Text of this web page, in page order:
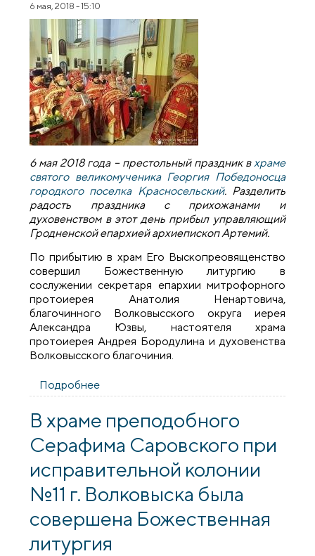
6 мая, 2018 - 15:10
6 мая 2018 года – престольный праздник в храме
святого великомученика Георгия Победоносца
городкого поселка Красносельский. Разделить
радость праздника с прихожанами и
духовенством в этот день прибыл управляющий
Гродненской епархией архиепископ Артемий.
По прибытию в храм Его Выскопреовященство
совершил Божественную литургию в
сослужении секретаря епархии митрофорного
протоиерея Анатолия Ненартовича,
благочинного Волковысского округа иерея
Александра Юзвы, настоятеля храма
протоиерея Андрея Бородулина и духовенства
Волковысского благочиния.
Подробнее
литургию в храме великомученика
Георгия поселка Красносельский
В храме преподобного
Серафима Саровского при
исправительной колонии
№11 г. Волковыска была
совершена Божественная
литургия